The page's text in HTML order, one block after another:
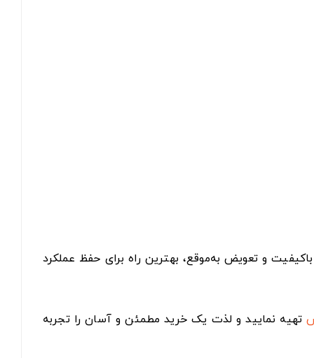
و تعویض به‌موقع، بهترین راه برای حفظ عملکرد
تهیه نمایید و لذت یک خرید مطمئن و آسان را تجربه